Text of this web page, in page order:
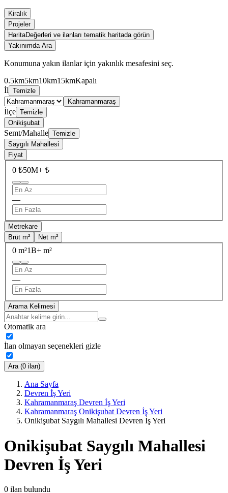
Kiralık
Projeler
HaritaDeğerleri ve ilanları tematik haritada görün
Yakınımda Ara
Konumuna yakın ilanlar için yakınlık mesafesini seç.
0.5km5km10km15kmKapalı
İl Temizle
Kahramanmaraş
İlçe Temizle
Onikişubat
Semt/Mahalle Temizle
Saygılı Mahallesi
Fiyat
0 ₺50M+ ₺
—
Metrekare
Brüt m²
Net m²
0 m²1B+ m²
—
Arama Kelimesi
Otomatik ara
İlan olmayan seçenekleri gizle
Ara (0 ilan)
Ana Sayfa
Devren İş Yeri
Kahramanmaraş Devren İş Yeri
Kahramanmaraş Onikişubat Devren İş Yeri
Onikişubat Saygılı Mahallesi Devren İş Yeri
Onikişubat Saygılı Mahallesi
Devren İş Yeri
0 ilan bulundu